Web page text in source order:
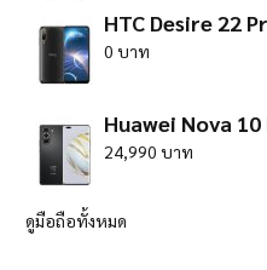
HTC Desire 22
0 บาท
Huawei Nova
24,990 บาท
ดูมือถือทั้งหมด